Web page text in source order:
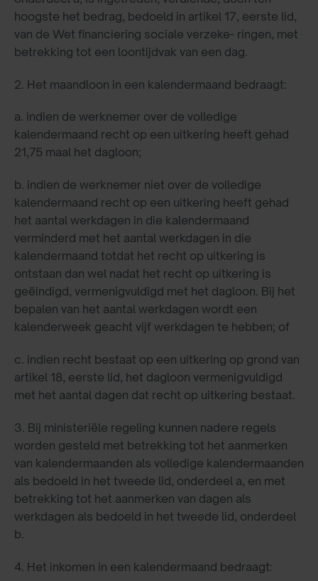
hoogste het bedrag, bedoeld in artikel 17, eerste lid,
van de Wet financiering sociale verzeke- ringen, met
betrekking tot een loontijdvak van een dag.
2. Het maandloon in een kalendermaand bedraagt:
a. indien de werknemer over de volledige
kalendermaand recht op een uitkering heeft gehad
21,75 maal het dagloon;
b. indien de werknemer niet over de volledige
kalendermaand recht op een uitkering heeft gehad
het aantal werkdagen in die kalendermaand
verminderd met het aantal werkdagen in die
kalendermaand totdat het recht op uitkering is
ontstaan dan wel nadat het recht op uitkering is
geëindigd, vermenigvuldigd met het dagloon. Bij het
bepalen van het aantal werkdagen wordt een
kalenderweek geacht vijf werkdagen te hebben; of
c. indien recht bestaat op een uitkering op grond van
artikel 18, eerste lid, het dagloon vermenigvuldigd
met het aantal dagen dat recht op uitkering bestaat.
3. Bij ministeriële regeling kunnen nadere regels
worden gesteld met betrekking tot het aanmerken
van kalendermaanden als volledige kalendermaanden
als bedoeld in het tweede lid, onderdeel a, en met
betrekking tot het aanmerken van dagen als
werkdagen als bedoeld in het tweede lid, onderdeel
b.
4. Het inkomen in een kalendermaand bedraagt: